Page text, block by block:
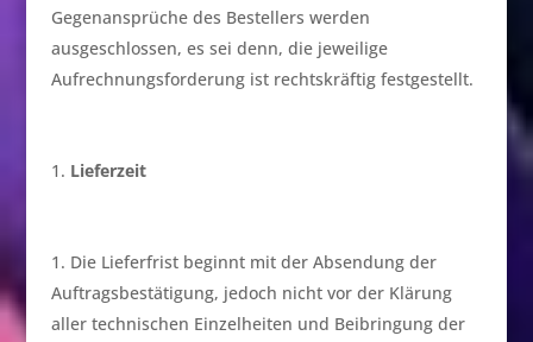
Gegenansprüche des Bestellers werden
ausgeschlossen, es sei denn, die jeweilige
Aufrechnungsforderung ist rechtskräftig festgestellt.
Lieferzeit
Die Lieferfrist beginnt mit der Absendung der
Auftragsbestätigung, jedoch nicht vor der Klärung
aller technischen Einzelheiten und Beibringung der